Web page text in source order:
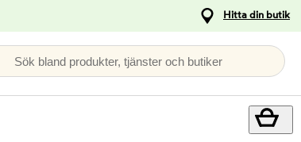
Hitta din butik
Sök bland produkter, tjänster och butiker